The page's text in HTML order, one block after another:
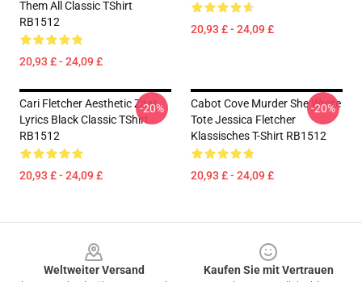
Them All Classic TShirt
RB1512
20,93 £ - 24,09 £
20,93 £ - 24,09 £
Cari Fletcher Aesthetic Zitat
Lyrics Black Classic TShirt
RB1512
20,93 £ - 24,09 £
-20%
Cabot Cove Murder She Wrote
Tote Jessica Fletcher
Klassisches T-Shirt RB1512
20,93 £ - 24,09 £
-20%
Weltweiter Versand
Kaufen Sie mit Vertrauen